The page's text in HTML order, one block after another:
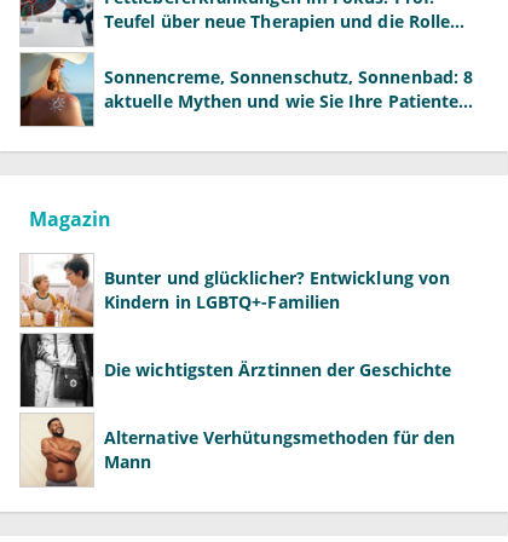
Teufel über neue Therapien und die Rolle
Sonnencreme, Sonnenschutz, Sonnenbad: 8
aktuelle Mythen und wie Sie Ihre Patienten
Magazin
Bunter und glücklicher? Entwicklung von
Kindern in LGBTQ+-Familien
Die wichtigsten Ärztinnen der Geschichte
Alternative Verhütungsmethoden für den
Mann